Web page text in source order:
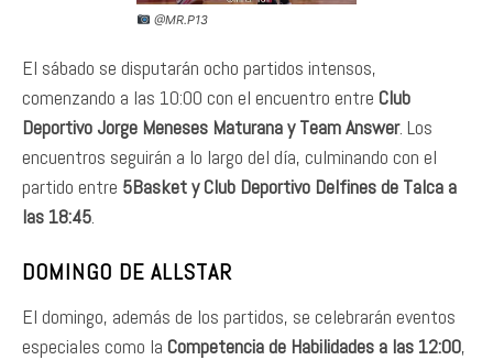
@MR.P13
El sábado se disputarán ocho partidos intensos,
comenzando a las 10:00 con el encuentro entre Club
Deportivo Jorge Meneses Maturana y Team Answer. Los
encuentros seguirán a lo largo del día, culminando con el
partido entre 5Basket y Club Deportivo Delfines de Talca a
las 18:45
DOMINGO DE ALLSTAR
El domingo, además de los partidos, se celebrarán eventos
especiales como la Competencia de Habilidades a las 12:00,